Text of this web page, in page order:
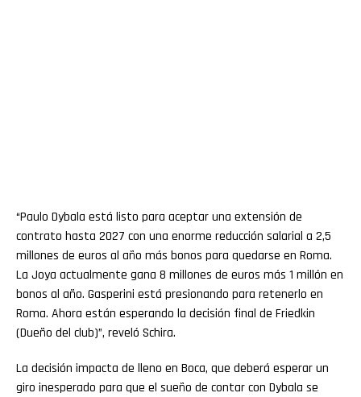
“Paulo Dybala está listo para aceptar una extensión de
contrato hasta 2027 con una enorme reducción salarial a 2,5
millones de euros al año más bonos para quedarse en Roma.
La Joya actualmente gana 8 millones de euros más 1 millón en
bonos al año. Gasperini está presionando para retenerlo en
Roma. Ahora están esperando la decisión final de Friedkin
(Dueño del club)”, reveló Schira.
La decisión impacta de lleno en Boca, que deberá esperar un
giro inesperado para que el sueño de contar con Dybala se